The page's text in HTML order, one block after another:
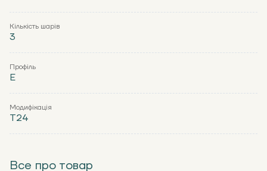
Кількість шарів
3
Профіль
Е
Модифікація
Т24
Все про товар